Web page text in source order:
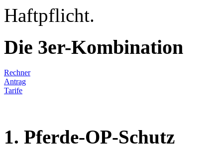
Haftpflicht.
Die 3er-Kombination
Rechner
Antrag
Tarife
1. Pferde-OP-Schutz